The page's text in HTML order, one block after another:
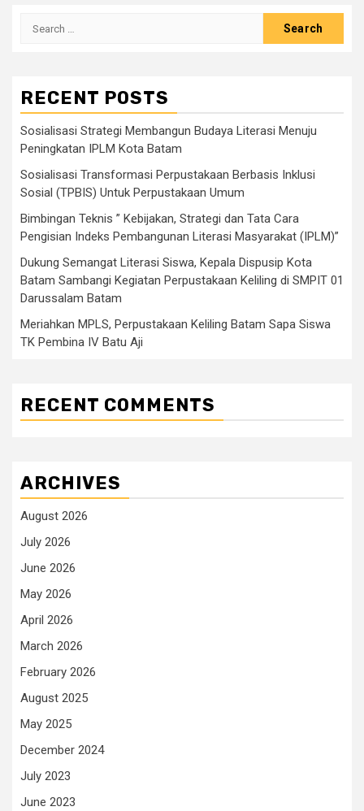
Search
RECENT POSTS
Sosialisasi Strategi Membangun Budaya Literasi Menuju
Peningkatan IPLM Kota Batam
Sosialisasi Transformasi Perpustakaan Berbasis Inklusi
Sosial (TPBIS) Untuk Perpustakaan Umum
Bimbingan Teknis ” Kebijakan, Strategi dan Tata Cara
Pengisian Indeks Pembangunan Literasi Masyarakat (IPLM)”
Dukung Semangat Literasi Siswa, Kepala Dispusip Kota
Batam Sambangi Kegiatan Perpustakaan Keliling di SMPIT 01
Darussalam Batam
Meriahkan MPLS, Perpustakaan Keliling Batam Sapa Siswa
TK Pembina IV Batu Aji
RECENT COMMENTS
ARCHIVES
August 2026
July 2026
June 2026
May 2026
April 2026
March 2026
February 2026
August 2025
May 2025
December 2024
July 2023
June 2023